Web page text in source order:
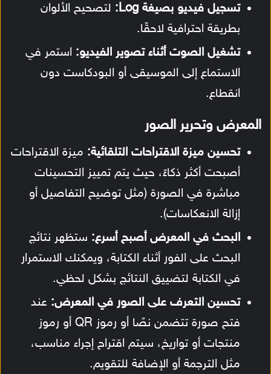
تسجيل فيديو بصيغة Log:
لتصحيح الألوان
بطريقة احترافية لاحقًا.
تشغيل الصوت أثناء تصوير الفيديو: استمر في
الاستماع إلى الموسيقى أو البودكاست دون
انقطاع.
المعرض وتحرير الصور
تحسين ميزة الاقتراحات التلقائية: ميزة الاقتراحات
أصبحت أكثر ذكاءً، حيث يتم تمييز التحسينات
مباشرة في الصورة (مثل توضيح التفاصيل أو
إزالة الانعكاسات).
البحث في المعرض أصبح أسرع: ستظهر نتائج
البحث على الفور أثناء الكتابة، ويمكنك الاستمرار
في الكتابة لتضييق النتائج بشكل لحظي.
تحسين التعرف على الصور في المعرض: عند
فتح صورة تتضمن نصًا أو رموز QR أو رموز
منتجات أو تواريخ، سيتم اقتراح إجراء مناسب،
مثل الترجمة أو الإضافة للتقويم.